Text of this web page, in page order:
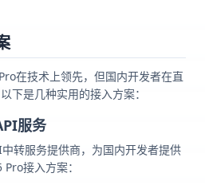
在技术上领先，但国内开发者在直
下是几种实用的接入方案：
服务
转服务提供商，为国内开发者提供
接入方案：